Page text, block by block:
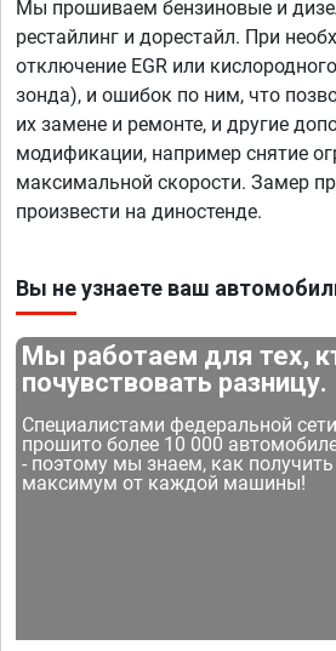
Мы прошиваем бензиновые и
рестайлинг и дорестайл. При
отключение EGR или
зонда), и ошибок по ним, что
их замене и ремонте, и другие
модификации, например снятие
максимальной скорости. Замер
произвести на диностенде.
Вы не узнаете ваш
Мы работаем для тех,
почувствовать разницу.
Специалистами федеральной
прошито более 10 000
- поэтому мы знаем, как
максимум от каждой машины!